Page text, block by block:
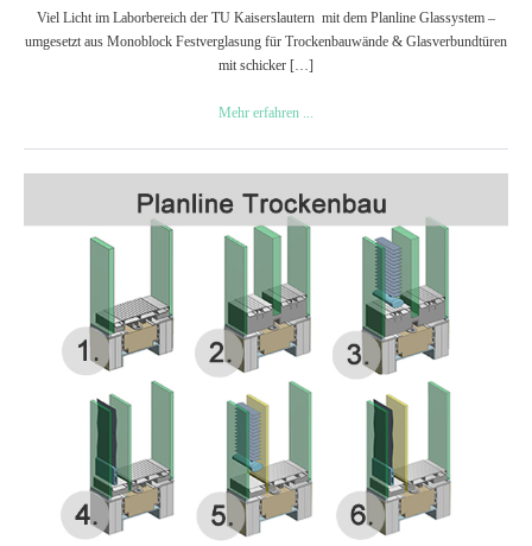
Viel Licht im Laborbereich der TU Kaiserslautern mit dem Planline Glassystem –
umgesetzt aus Monoblock Festverglasung für Trockenbauwände & Glasverbundtüren
mit schicker […]
Mehr erfahren ...